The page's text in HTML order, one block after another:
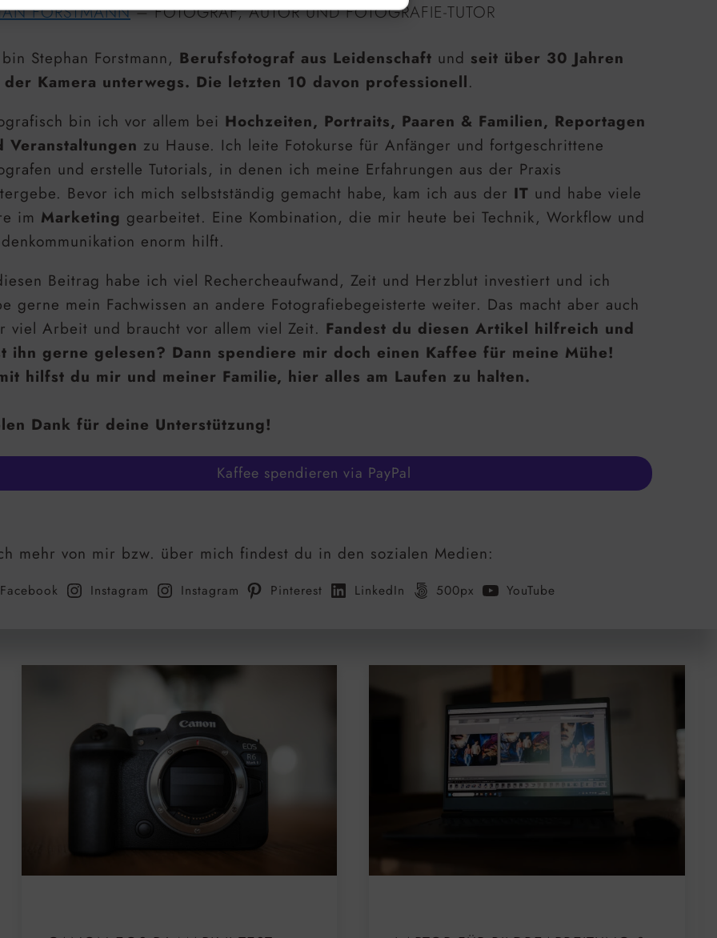
FORSTMANN– FOTOGRAF, AUTOR UND FOTOGRAFIE-TUTOR
Stephan Forstmann, Berufsfotograf aus Leidenschaft und seit über 30 Jahren
der Kamera unterwegs. Die letzten 10 davon professionell.
bin ich vor allem bei Hochzeiten, Portraits, Paaren & Familien, Reportagen
Veranstaltungen zu Hause. Ich leite Fotokurse für Anfänger und fortgeschrittene
und erstelle Tutorials, in denen ich meine Erfahrungen aus der Praxis
Bevor ich mich selbstständig gemacht habe, kam ich aus der IT und habe viele
im Marketing gearbeitet. Eine Kombination, die mir heute bei Technik, Workflow und
enorm hilft.
Beitrag habe ich viel Rechercheaufwand, Zeit und Herzblut investiert und ich
gerne mein Fachwissen an andere Fotografiebegeisterte weiter. Das macht aber auch
viel Arbeit und braucht vor allem viel Zeit. Fandest du diesen Artikel hilfreich und
ihn gerne gelesen? Dann spendiere mir doch einen Kaffee für meine Mühe!
hilfst du mir und meiner Familie, hier alles am Laufen zu halten.
Dank für deine Unterstützung!
Kaffee spendieren via PayPal
mehr von mir bzw. über mich findest du in den sozialen Medien:
Facebook Instagram Instagram Pinterest LinkedIn 500px YouTube